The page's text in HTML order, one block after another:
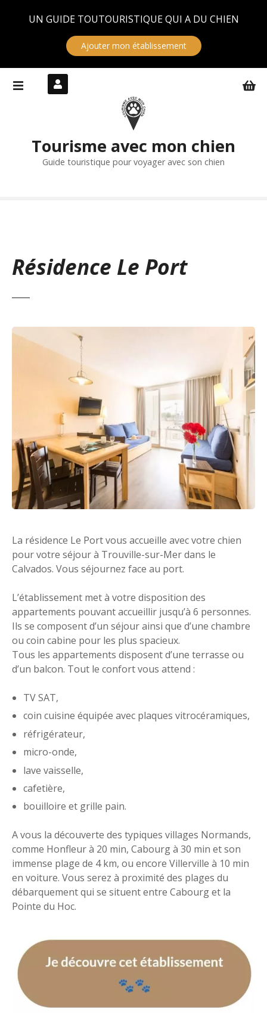
UN GUIDE TOUTOURISTIQUE QUI A DU CHIEN
Ajouter mon établissement
Tourisme avec mon chien
Guide touristique pour voyager avec son chien
Résidence Le Port
La résidence Le Port vous accueille avec votre chien
pour votre séjour à Trouville-sur-Mer dans le
Calvados. Vous séjournez face au port.
L’établissement met à votre disposition des
appartements pouvant accueillir jusqu’à 6 personnes.
Ils se composent d’un séjour ainsi que d’une chambre
ou coin cabine pour les plus spacieux.
Tous les appartements disposent d’une terrasse ou
d’un balcon. Tout le confort vous attend :
TV SAT,
coin cuisine équipée avec plaques vitrocéramiques,
réfrigérateur,
micro-onde,
lave vaisselle,
cafetière,
bouilloire et grille pain.
A vous la découverte des typiques villages Normands,
comme Honfleur à 20 min, Cabourg à 30 min et son
immense plage de 4 km, ou encore Villerville à 10 min
en voiture. Vous serez à proximité des plages du
débarquement qui se situent entre Cabourg et la
Pointe du Hoc.